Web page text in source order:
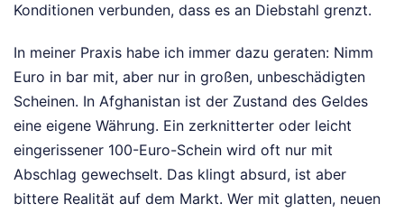
Konditionen verbunden, dass es an Diebstahl grenzt.
In meiner Praxis habe ich immer dazu geraten: Nimm
Euro in bar mit, aber nur in großen, unbeschädigten
Scheinen. In Afghanistan ist der Zustand des Geldes
eine eigene Währung. Ein zerknitterter oder leicht
eingerissener 100-Euro-Schein wird oft nur mit
Abschlag gewechselt. Das klingt absurd, ist aber
bittere Realität auf dem Markt. Wer mit glatten, neuen